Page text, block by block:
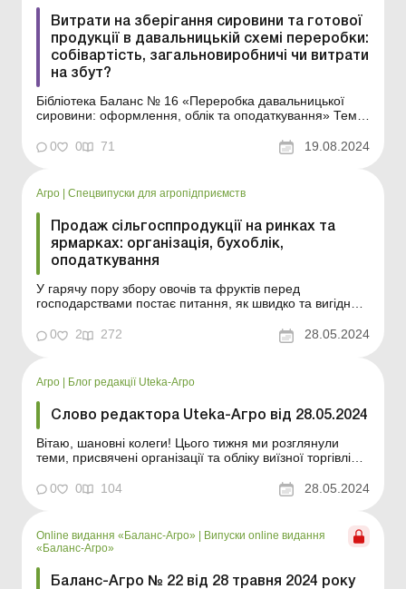
Витрати на зберігання сировини та готової
продукції в давальницькій схемі переробки:
собівартість, загальновиробничі чи витрати
на збут?
Бібліотека Баланс № 16 «Переробка давальницької
сировини: оформлення, облік та оподаткування» Темі
публікацій, однак на практиці виникає чимало запитань.
У цьому матеріалі зупинимося на питаннях щодо
0 0 71 19.08.2024
Агро Спецвипуски для агропідприємств
Продаж сільгосппродукції на ринках та
ярмарках: організація, бухоблік,
оподаткування
У гарячу пору збору овочів та фруктів перед
господарствами постає питання, як швидко та вигідно
є торгівля на ринках та ярмарках, тобто виїзна торгівля.
Виїзна торгівля є однією з форм позамагазинного
0 2 272 28.05.2024
Агро | Блог редакції Uteka-Агро
Слово редактора Uteka-Агро від 28.05.2024
Вітаю, шановні колеги! Цього тижня ми розглянули
теми, присвячені організації та обліку виїзної торгівлі
виїзної торгівлі. Якщо агропідприємство вирішило
продавати свою сільгосппродукцію на ринках і
0 0 104 28.05.2024
Online видання «Баланс-Агро» | Випуски online видання
«Баланс-Агро»
Баланс-Агро № 22 від 28 травня 2024 року